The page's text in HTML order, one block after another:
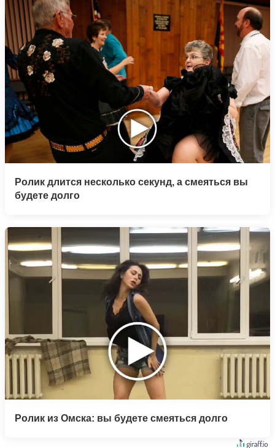
Ролик длится несколько секунд, а смеяться вы
будете долго
Ролик из Омска: вы будете смеяться долго